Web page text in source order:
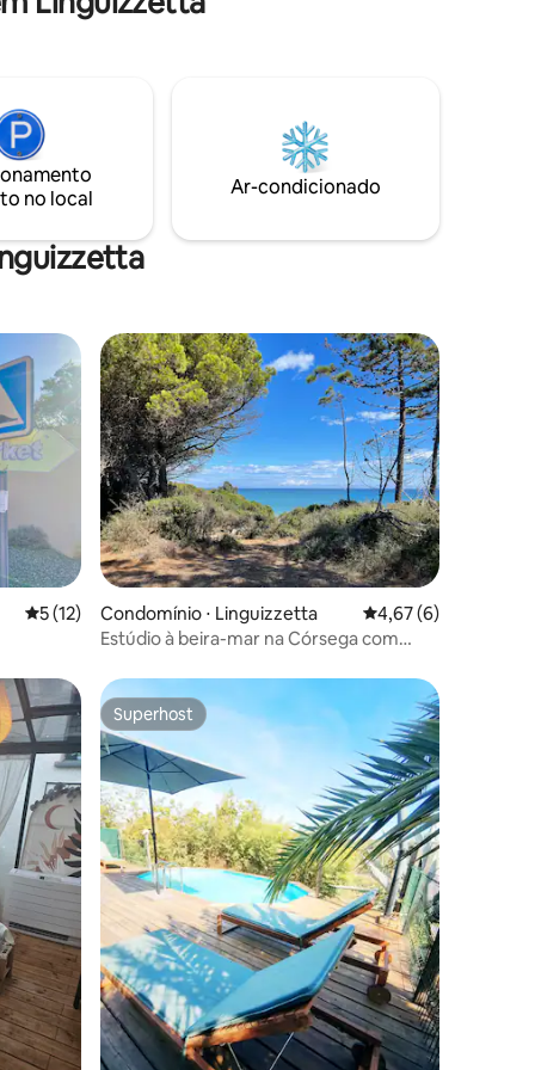
no local
Ar-condicionado
5 de uma avaliação média de 5, 12 avaliações
5 (12)
Condomínio ⋅ Linguizzetta 4,67 de uma
4,67 (6)
Estúdio à beira-mar na Córsega com
hóspedes Superhost
Superhost